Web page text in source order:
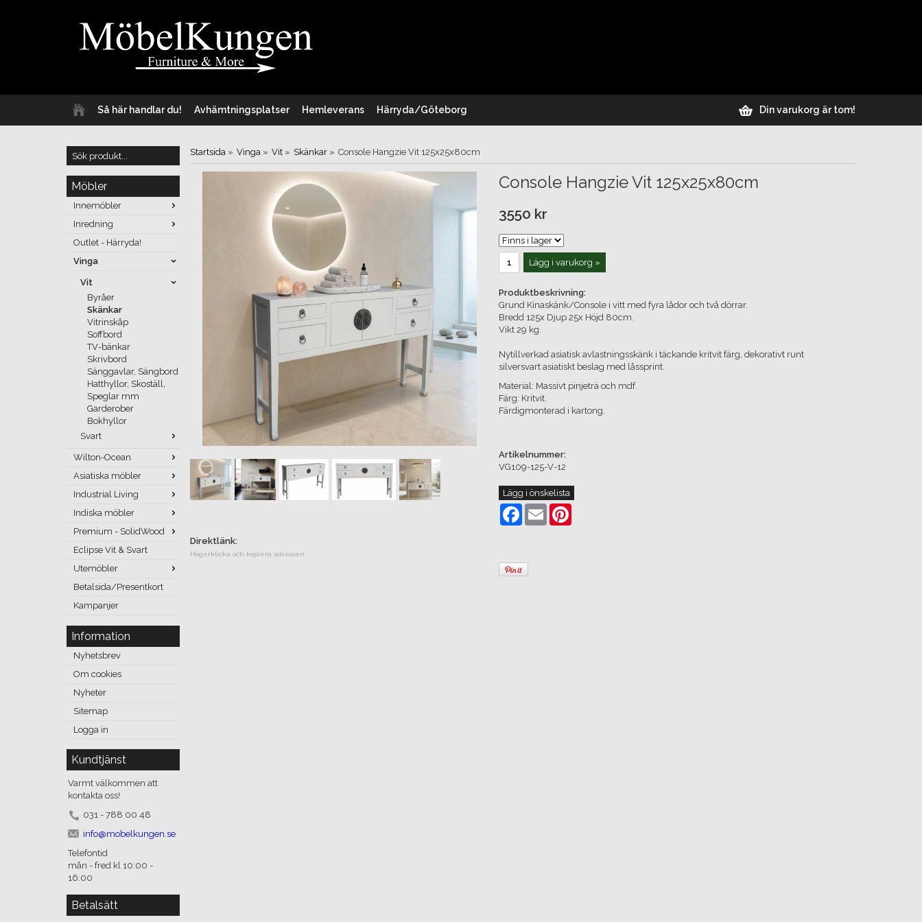
Så här handlar du! Avhämtningsplatser Hemleverans Härryda/Göteborg Din varukorg är tom!
Möbler
Innemöbler
Inredning
Outlet - Härryda!
Vinga
Vit
Byråer
Skänkar
Vitrinskåp
Soffbord
TV-bänkar
Skrivbord
Sänggavlar, Sängbord
Hatthyllor, Skoställ,
Speglar mm
Garderober
Bokhyllor
Svart
Wilton-Ocean
Asiatiska möbler
Industrial Living
Indiska möbler
Premium - SolidWood
Eclipse Vit & Svart
Utemöbler
Betalsida/Presentkort
Kampanjer
Information
Nyhetsbrev
Om cookies
Nyheter
Sitemap
Logga in
Kundtjänst
Varmt välkommen att
kontakta oss!
031 - 788 00 48
info@mobelkungen.se
Telefontid
mån - fred kl 10:00 -
16:00
Betalsätt
Startsida » Vinga » Vit » Skänkar » Console Hangzie Vit 125x25x80cm
Direktlänk:
Högerklicka och kopiera adressen
Console Hangzie Vit 125x25x80cm
3550 kr
Lägg i varukorg »
Produktbeskrivning:
Grund Kinaskänk/Console i vitt med fyra lådor och två dörrar.
Bredd 125x Djup 25x Höjd 80cm.
Vikt 29 kg.
Nytillverkad asiatisk avlastningsskänk i täckande kritvit färg, dekorativt runt
silversvart asiatiskt beslag med låssprint.
Material: Massivt pinjeträ och mdf.
Färg: Kritvit.
Färdigmonterad i kartong.
Artikelnummer:
VG109-125-V-12
Lägg i önskelista
Facebook
Email